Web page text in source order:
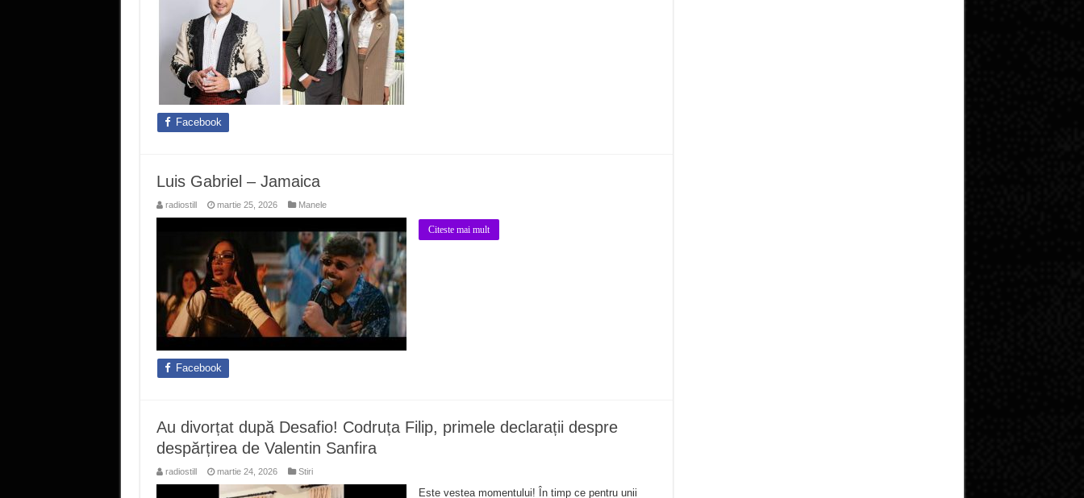
Facebook
Luis Gabriel – Jamaica
radiostill martie 25, 2026 Manele
Citeste mai mult
Facebook
Au divorțat după Desafio! Codruța Filip, primele declarații despre
despărțirea de Valentin Sanfira
radiostill martie 24, 2026 Stiri
Este vestea momentului! În timp ce pentru unii